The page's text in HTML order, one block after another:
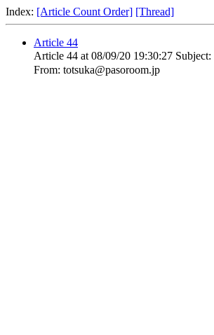
Index: [Article Count Order] [Thread]
Article 44
Article 44 at 08/09/20 19:30:27 Subject:
From: totsuka@pasoroom.jp